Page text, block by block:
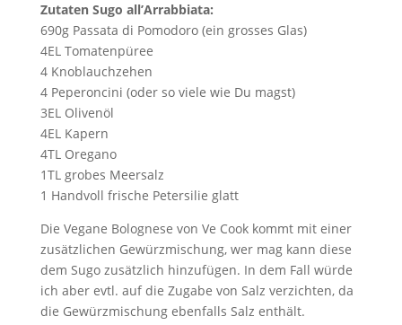
Zutaten Sugo all’Arrabbiata:
690g Passata di Pomodoro (ein grosses Glas)
4EL Tomatenpüree
4 Knoblauchzehen
4 Peperoncini (oder so viele wie Du magst)
3EL Olivenöl
4EL Kapern
4TL Oregano
1TL grobes Meersalz
1 Handvoll frische Petersilie glatt
Die Vegane Bolognese von Ve Cook kommt mit einer
zusätzlichen Gewürzmischung, wer mag kann diese
dem Sugo zusätzlich hinzufügen. In dem Fall würde
ich aber evtl. auf die Zugabe von Salz verzichten, da
die Gewürzmischung ebenfalls Salz enthält.